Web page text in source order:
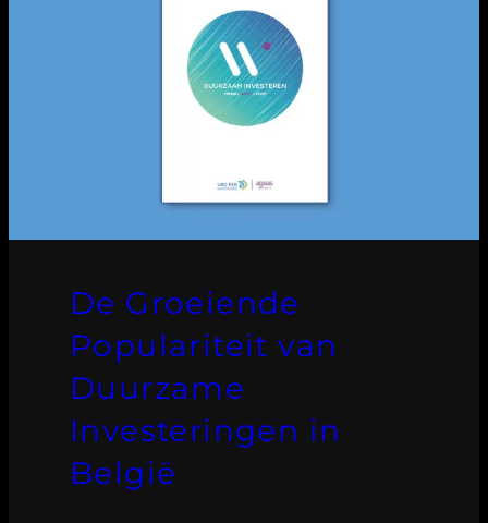
De Groeiende
Populariteit van
Duurzame
Investeringen in
België